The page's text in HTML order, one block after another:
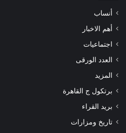
أنساب
أهم الاخبار
اجتماعيات
العدد الورقى
المزيد
برتكول ج القاهرة
بريد القراء
تاريخ ومزارات